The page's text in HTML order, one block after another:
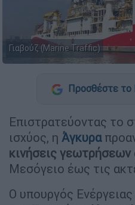
Γιαβούζ (Marine Traffic)
Προσθέστε
Επιστρατεύοντας το
ισχύος, η Άγκυρα
κινήσεις γεωτρήσεων
Μεσόγειο έως τις
Ο υπουργός